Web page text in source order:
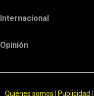
Internacional
Opinión
Quiénes somos Publicidad